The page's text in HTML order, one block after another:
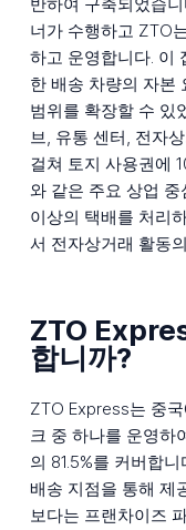
반하여 구축되었습
너가 수행하고 ZTO
하고 운영합니다. 이
한 배송 차량의 자본
범위를 확장할 수 있
브, 유통 센터, 전자
걸쳐 토지 사용권에
와 같은 주요 상업
이상의 택배를 처리
서 전자상거래 활동
ZTO
합니까?
ZTO Express는 중
크 중 하나를 운영하
의 81.5%를 커버합
배송 지점을 통해 제
보다는 프랜차이즈